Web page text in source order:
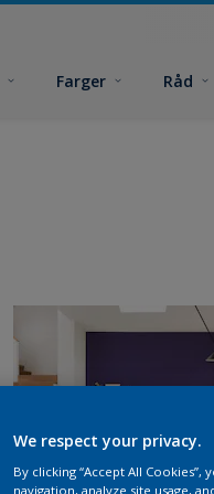
Farger Råd
We respect your privacy.
By clicking “Accept All
navigation, analyze site usage,